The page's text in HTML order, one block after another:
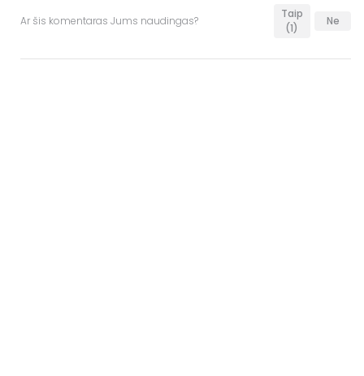
Ar šis komentaras Jums naudingas?
Taip
(1)
Ne